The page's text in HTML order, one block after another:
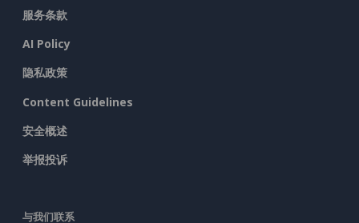
服务条款
AI Policy
隐私政策
Content Guidelines
安全概述
举报投诉
与我们联系